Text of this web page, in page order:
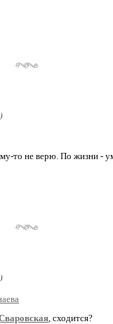
)
то не верю. По жизни -
)
, сходится?